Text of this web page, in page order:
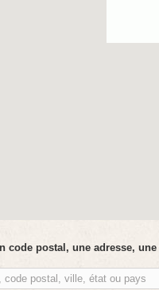
code postal, une adresse,